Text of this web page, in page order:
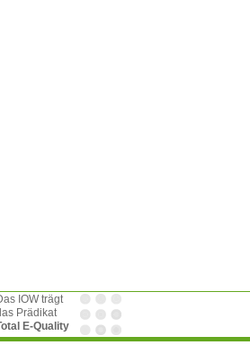
IOW trägt
Prädikat
E-Quality